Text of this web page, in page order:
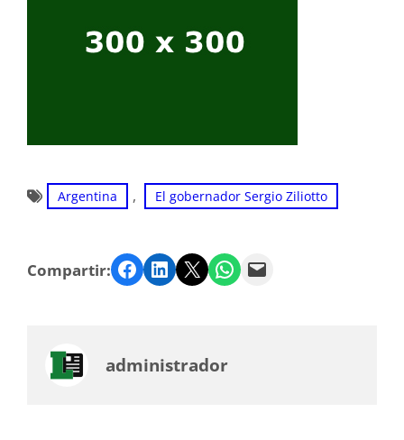
Argentina , El gobernador Sergio Ziliotto
Compartir: Facebook LinkedIn Twitter WhatsApp Email
administrador